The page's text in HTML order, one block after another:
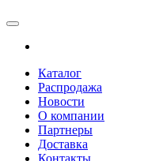
Каталог
Распродажа
Новости
О компании
Партнеры
Доставка
Контакты